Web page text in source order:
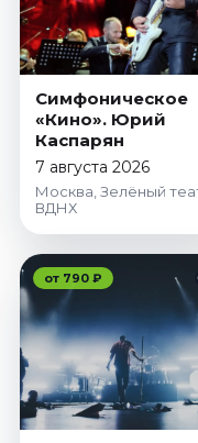
Симфоническое
«Кино». Юрий
Каспарян
7 августа 2026
Москва, Зелёный
ВДНХ
от 790 ₽